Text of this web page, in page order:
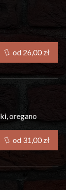
oregano